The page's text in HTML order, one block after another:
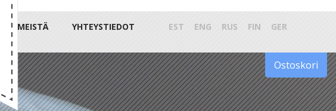
MEISTÄ YHTEYSTIEDOT EST ENG RUS FIN GER
Ostoskori